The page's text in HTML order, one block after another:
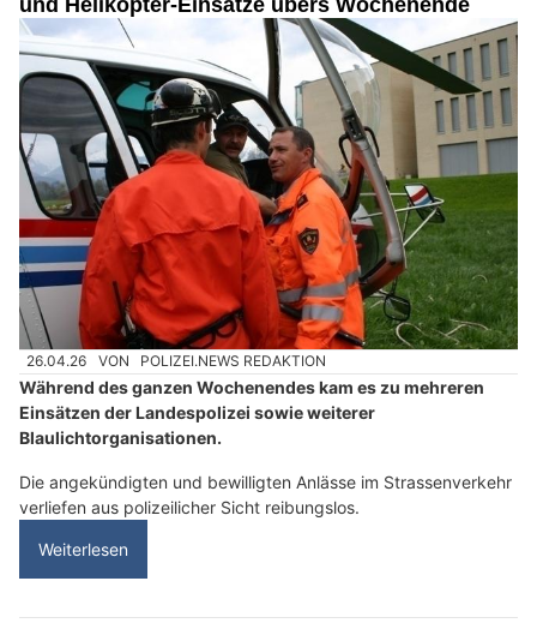
und Helikopter-Einsätze übers Wochenende
26.04.26 VON POLIZEI.NEWS REDAKTION
Während des ganzen Wochenendes kam es zu mehreren
Einsätzen der Landespolizei sowie weiterer
Blaulichtorganisationen.
Die angekündigten und bewilligten Anlässe im Strassenverkehr
verliefen aus polizeilicher Sicht reibungslos.
Weiterlesen